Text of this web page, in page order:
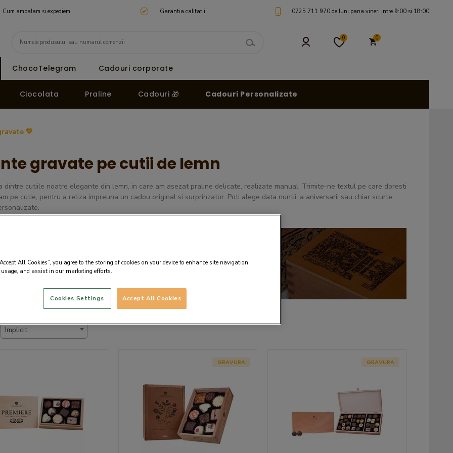
Cum ambalam si expediem Garantia calitatii 0725 711 970 de luni pana vineri intre 9:00 si 18:00
0 0
ChocoTelegram Cadouri corporate
Ciocolata Praline Cadouri 🎁 Cadouri Personalizate
💛
gravate pe cutii de lemn
dintre cutiile noatre elegante din lemn, in care am asezat praline delicate, realizate manual. Trimite-ne textul pe care doresti
pe cutie, pentru a reliza impreuna un cadou original si surprinzator. Poti alege data nuntii, a aniversarii sau chiar scurte
gravate 💛
Implicit
GRAVURA GRAVURA
All Cookies”, you agree to the storing of cookies on your device to enhance site navigation,
and assist in our marketing efforts.
Accept All Cookies
Cookies Settings